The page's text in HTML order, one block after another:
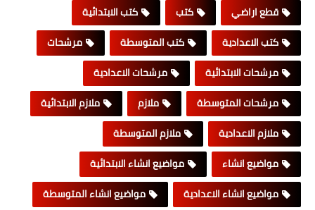
قطع اراضي
كتب
كتب الابتدائية
كتب الاعدادية
كتب المتوسطة
مرشحات
مرشحات الابتدائية
مرشحات الاعدادية
مرشحات المتوسطة
ملازم
ملازم الابتدائية
ملازم الاعدادية
ملازم المتوسطة
مواضيع انشاء
مواضيع انشاء الابتدائية
مواضيع انشاء الاعدادية
مواضيع انشاء المتوسطة